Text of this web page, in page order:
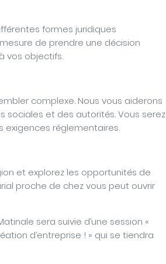
formes juridiques
de prendre une décision
vos objectifs.
complexe. Nous vous aiderons
sociales et des autorités. Vous serez
exigences réglementaires.
et explorez les opportunités de
proche de chez vous peut ouvrir
sera suivie d’une session «
d’entreprise ! » qui se tiendra